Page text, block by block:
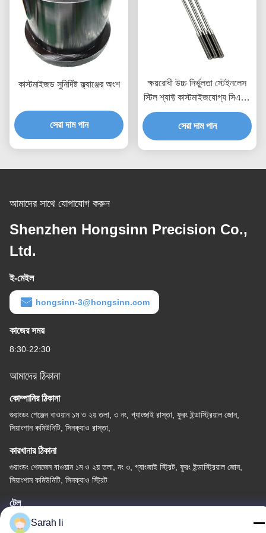
কাস্টমাইজড সুনির্দিষ্ট ফ্ল্যাঞ্জের অংশ
সেরা দাম পান
ক্ষয়রোধী উচ্চ নির্ভুলতা স্টেইনলেস
স্টিল শ্যাফ্ট কাস্টমাইজযোগ্য সিএনসি
মেশিনেড শ্যাফ্ট পার্টস
সেরা দাম পান
আমাদের সাথে যোগাযোগ করুন
Shenzhen Hongsinn Precision Co.,
Ltd.
ই-মেইল
hongsinn-3@hongsinn.com
কাজের সময়
8:30-22:30
আমাদের ঠিকানা
কোম্পানির ঠিকানা
গুয়াংডং শেঞ্জেন বাওয়ান ১ম ও ২য় তলা, ৩ নং, গ্যাংজাই রাস্তা, ফুরং ইন্ডাস্ট্রিয়াল জোন,
সিয়াংশান কমিউনিটি, সিনক্যাও রাস্তা,
কারখানার ঠিকানা
গুয়াংডং শেনজেন বাওয়ান ১ম ও ২য় তলা, নং ৩, গ্যাংজাই স্ট্রিট, ফুরং ইন্ডাস্ট্রিয়াল জোন,
সিয়াংশান কমিউনিটি, সিনক্যাও স্ট্রিট
টেল
86-0755-27097532-8:30
Sarah li